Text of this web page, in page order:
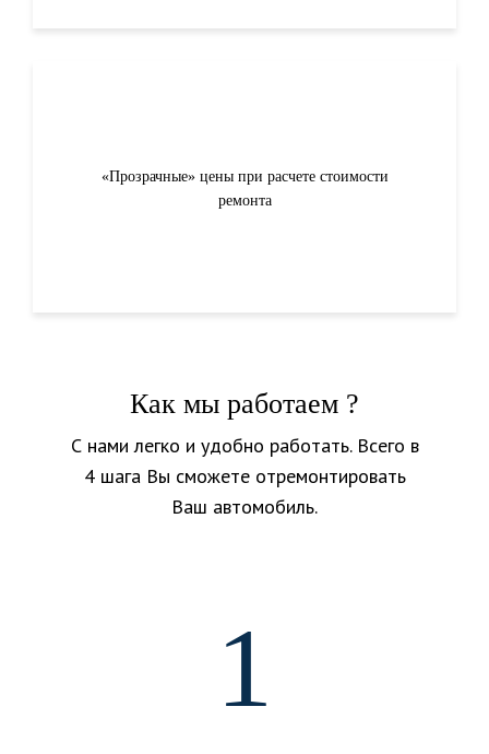
«Прозрачные» цены при расчете стоимости
ремонта
Как мы работаем ?
С нами легко и удобно работать. Всего в
4 шага Вы сможете отремонтировать
Ваш автомобиль.
1